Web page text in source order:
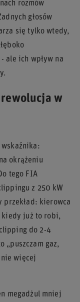
rozmów
głosów
się tylko wtedy,
ale ich wpływ na
w
okrążeniu
tego FIA
z 250 kW
przekład: kierowca
kiedy już to robi,
do 2-4
„puszczam gaz,
więcej
megadżul mniej